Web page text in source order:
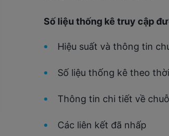
Số liệu thống kê truy cập
Hiệu suất và thông tin
Số liệu thống kê theo
Thông tin chi tiết về
Các liên kết đã nhấp